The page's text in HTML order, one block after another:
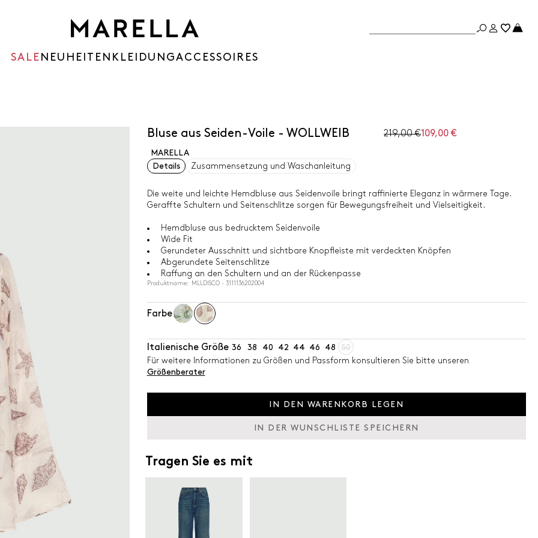
SALE NEUHEITEN KLEIDUNGACCESSOIRES
Bluse aus Seiden-Voile - WOLLWEIB 219,00 €109,00 €
MARELLA
Details
Zusammensetzung und Waschanleitung
Die weite und leichte Hemdbluse aus Seidenvoile bringt raffinierte Eleganz in wärmere Tage.
Geraffte Schultern und Seitenschlitze sorgen für Bewegungsfreiheit und Vielseitigkeit.
Hemdbluse aus bedrucktem Seidenvoile
Wide Fit
Gerundeter Ausschnitt und sichtbare Knopfleiste mit verdeckten Knöpfen
Abgerundete Seitenschlitze
Raffung an den Schultern und an der Rückenpasse
Produktname: MLLDISCO - 3111136202004
Farbe
Italienische Größe 36 38 40 42 44 46 48
50
Für weitere Informationen zu Größen und Passform konsultieren Sie bitte unseren
Größenberater
IN DEN WARENKORB LEGEN
IN DER WUNSCHLISTE SPEICHERN
Tragen Sie es mit